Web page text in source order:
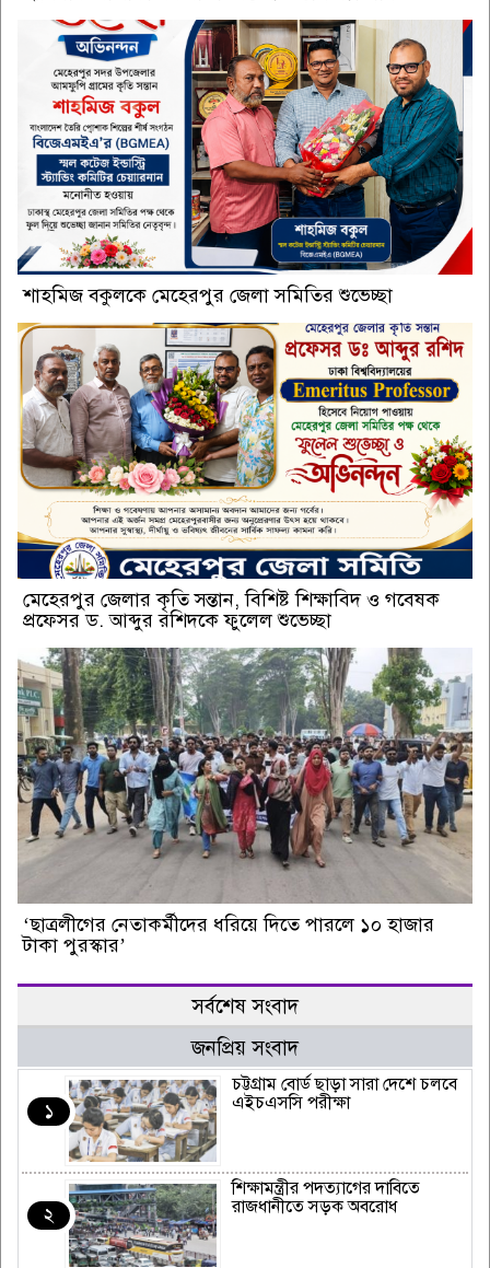
শাহমিজ বকুলকে মেহেরপুর জেলা সমিতির শুভেচ্ছা
মেহেরপুর জেলার কৃতি সন্তান, বিশিষ্ট শিক্ষাবিদ ও গবেষক
প্রফেসর ড. আব্দুর রশিদকে ফুলেল শুভেচ্ছা
‘ছাত্রলীগের নেতাকর্মীদের ধরিয়ে দিতে পারলে ১০ হাজার
টাকা পুরস্কার’
সর্বশেষ সংবাদ
জনপ্রিয় সংবাদ
১
চট্টগ্রাম বোর্ড ছাড়া সারা দেশে চলবে
এইচএসসি পরীক্ষা
২
শিক্ষামন্ত্রীর পদত্যাগের দাবিতে
রাজধানীতে সড়ক অবরোধ